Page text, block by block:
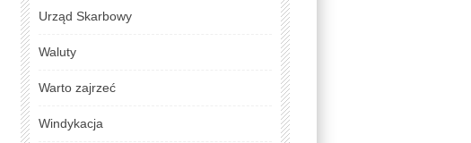
Urząd Skarbowy
Waluty
Warto zajrzeć
Windykacja